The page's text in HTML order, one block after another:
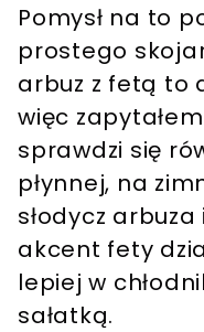
Pomysł na to
prostego
arbuz z fetą to
więc
sprawdzi się
płynnej, na
słodycz
akcent fety
lepiej w
sałatką.